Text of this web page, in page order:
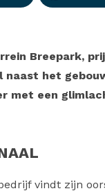
Breepark,
het
met een
vindt zijn